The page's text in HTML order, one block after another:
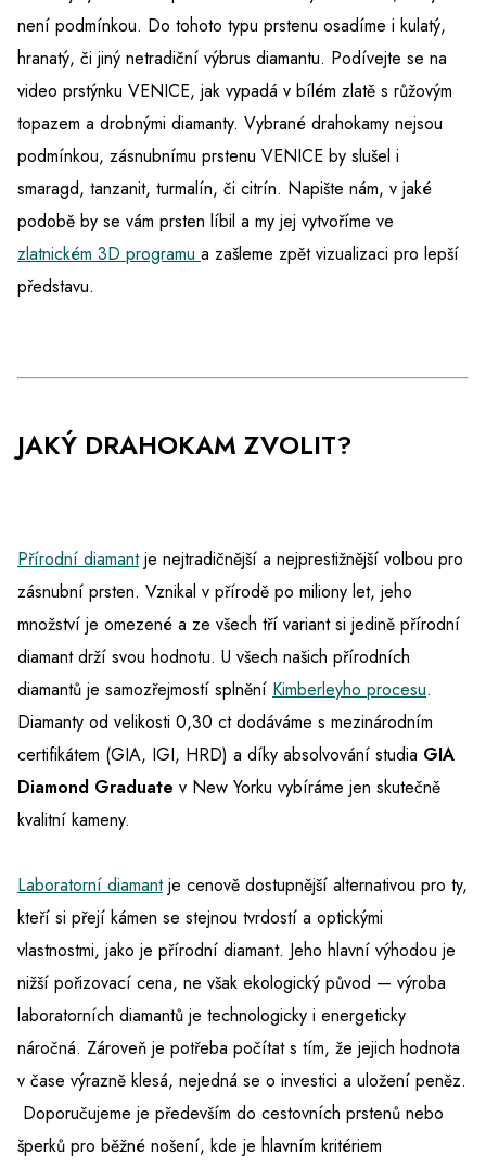
není podmínkou. Do tohoto typu prstenu osadíme i kulatý,
hranatý, či jiný netradiční výbrus diamantu. Podívejte se na
video prstýnku VENICE, jak vypadá v bílém zlatě s růžovým
topazem a drobnými diamanty. Vybrané drahokamy nejsou
podmínkou, zásnubnímu prstenu VENICE by slušel i
smaragd, tanzanit, turmalín, či citrín. Napište nám, v jaké
podobě by se vám prsten líbil a my jej vytvoříme ve
zlatnickém 3D programu a zašleme zpět vizualizaci pro lepší
představu.
JAKÝ DRAHOKAM ZVOLIT?
Přírodní diamantje nejtradičnější a nejprestižnější volbou pro
zásnubní prsten. Vznikal v přírodě po miliony let, jeho
množství je omezené a ze všech tří variant si jedině přírodní
diamant drží svou hodnotu. U všech našich přírodních
diamantů je samozřejmostí splnění Kimberleyho procesu.
Diamanty od velikosti 0,30 ct dodáváme s mezinárodním
certifikátem (GIA, IGI, HRD) a díky absolvování studia GIA
Diamond Graduate v New Yorku vybíráme jen skutečně
kvalitní kameny.
Laboratorní diamant je cenově dostupnější alternativou pro ty,
kteří si přejí kámen se stejnou tvrdostí a optickými
vlastnostmi, jako je přírodní diamant. Jeho hlavní výhodou je
nižší pořizovací cena, ne však ekologický původ — výroba
laboratorních diamantů je technologicky i energeticky
náročná. Zároveň je potřeba počítat s tím, že jejich hodnota
v čase výrazně klesá, nejedná se o investici a uložení peněz.
Doporučujeme je především do cestovních prstenů nebo
šperků pro běžné nošení, kde je hlavním kritériem